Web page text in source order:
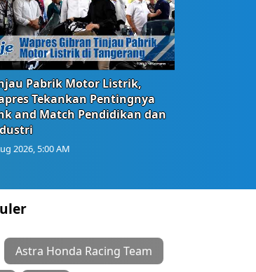
Pabrik Motor Listrik,
Tekankan Pentingnya
and Match Pendidikan dan
2026, 5:00 AM
Astra Honda Racing Team